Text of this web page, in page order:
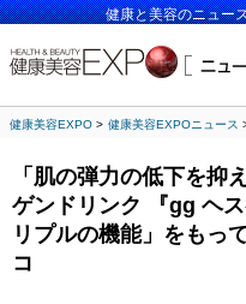
健康と美容のニュー
健康美容EXPO 健康美容EXPOニュース
「肌の弾力の低下を
ゲンドリンク 『gg ヘ
リプルの機能」をもっ
コ